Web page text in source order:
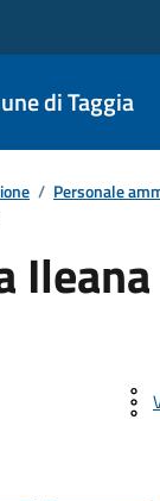
di Taggia
/ Personale